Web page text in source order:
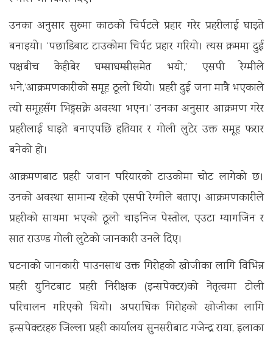
उनका अनुसार सुरुमा काठको चिर्पटले प्रहार गरेर प्रहरीलाई घाइते
बनाइयो। ‘पछाडिबाट टाउकोमा चिर्पट प्रहार गरियो। त्यस क्रममा दुई
पक्षबीच केहीबेर घम्साघम्सीसमेत भयो,’ एसपी रेग्मीले
भने,‘आक्रमणकारीको समूह ठूलो थियो। प्रहरी दुई जना मात्रै भएकाले
त्यो समूहसँग भिड्नसक्ने अवस्था भएन।’ उनका अनुसार आक्रमण गरेर
प्रहरीलाई घाइते बनाएपछि हतियार र गोली लुटेर उक्त समूह फरार
बनेको हो।
आक्रमणबाट प्रहरी जवान परियारको टाउकोमा चोट लागेको छ।
उनको अवस्था सामान्य रहेको एसपी रेग्मीले बताए। आक्रमणकारीले
प्रहरीको साथमा भएको ठूलो चाइनिज पेस्तोल, एउटा म्यागजिन र
सात राउण्ड गोली लुटेको जानकारी उनले दिए।
घटनाको जानकारी पाउनसाथ उक्त गिरोहको खोजीका लागि विभिन्न
प्रहरी युनिटबाट प्रहरी निरीक्षक (इन्सपेक्टर)को नेतृत्वमा टोली
परिचालन गरिएको थियो। अपराधिक गिरोहको खोजीका लागि
इन्सपेक्टरहरु जिल्ला प्रहरी कार्यालय सुनसरीबाट गजेन्द्र राया, इलाका